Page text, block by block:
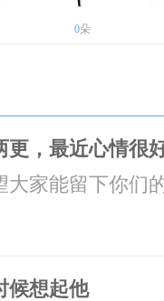
0朵
更，最近心情很
大家能留下你们
候想起他